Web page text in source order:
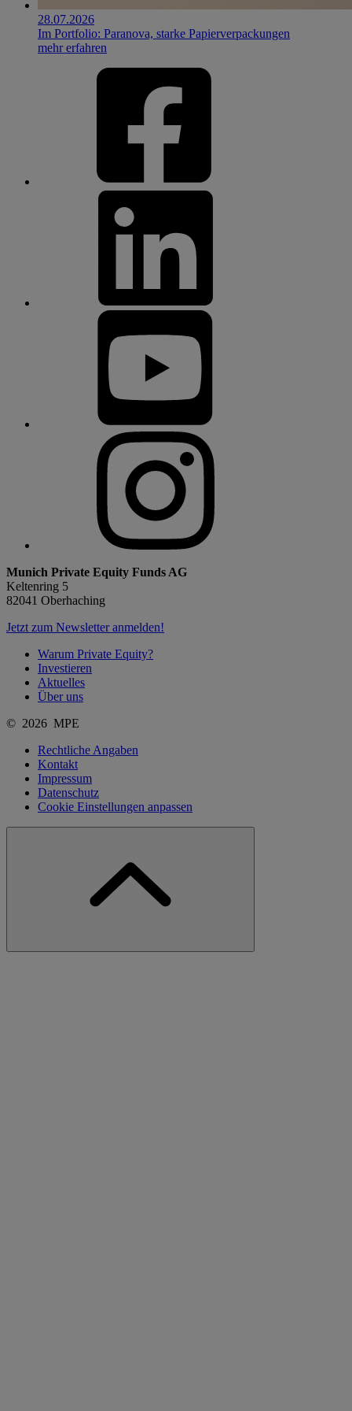
28.07.2026
Im Portfolio: Paranova, starke Papierverpackungen
mehr erfahren
Munich Private Equity Funds AG
Keltenring 5
82041 Oberhaching
Jetzt zum Newsletter anmelden!
Warum Private Equity?
Investieren
Aktuelles
Über uns
© 2026 MPE
Rechtliche Angaben
Kontakt
Impressum
Datenschutz
Cookie Einstellungen anpassen